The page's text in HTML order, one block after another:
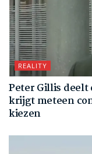
REALITY
Peter Gillis deelt
krijgt meteen
kiezen